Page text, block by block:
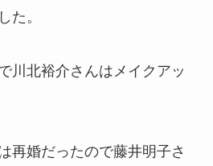
た。
川北裕介さんはメイクアッ
再婚だったので藤井明子さ